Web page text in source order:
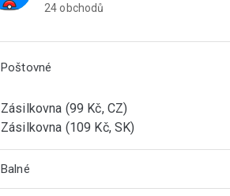
24 obchodů
Poštovné
Zásilkovna (99 Kč, CZ)
Zásilkovna (109 Kč, SK)
Balné